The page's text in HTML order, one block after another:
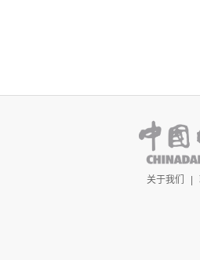
关于我们 |